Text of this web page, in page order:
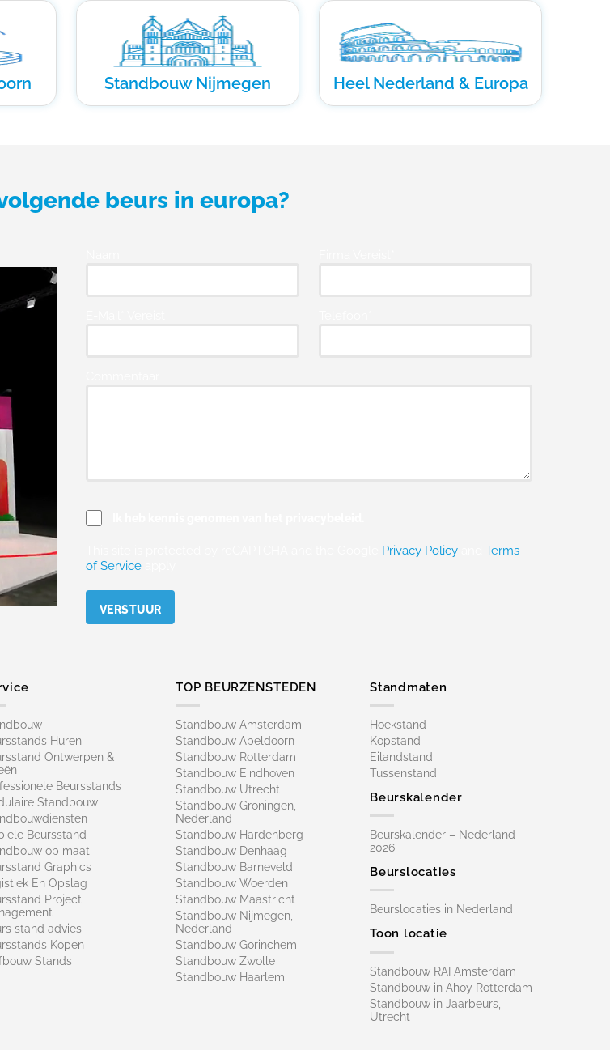
Standbouw Nijmegen Heel Nederland & Europa
beurs in europa?
Privacy Policy
Terms
of Service
Huren
Ontwerpen &
Beursstands
Standbouw
Beursstand
op maat​
Graphics
En Opslag
Project
stand advies
Kopen
Stands
TOP BEURZENSTEDEN
Standbouw Amsterdam
Standbouw Apeldoorn
Standbouw Rotterdam
Standbouw Eindhoven
Standbouw Utrecht
Standbouw Groningen,
Nederland
Standbouw Hardenberg
Standbouw Denhaag
Standbouw Barneveld
Standbouw Woerden
Standbouw Maastricht
Standbouw Nijmegen,
Nederland
Standbouw Gorinchem
Standbouw Zwolle
Standbouw Haarlem
Standmaten
Hoekstand
Kopstand
Eilandstand
Tussenstand
Beurskalender
Beurskalender – Nederland
2026
Beurslocaties
Beurslocaties in Nederland
Toon locatie
Standbouw RAI Amsterdam
Standbouw in Ahoy Rotterdam
Standbouw in Jaarbeurs,
Utrecht